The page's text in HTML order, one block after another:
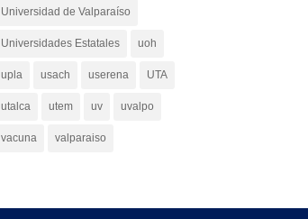
Universidad de Valparaíso
Universidades Estatales uoh
upla usach userena UTA
utalca utem uv uvalpo
vacuna valparaiso